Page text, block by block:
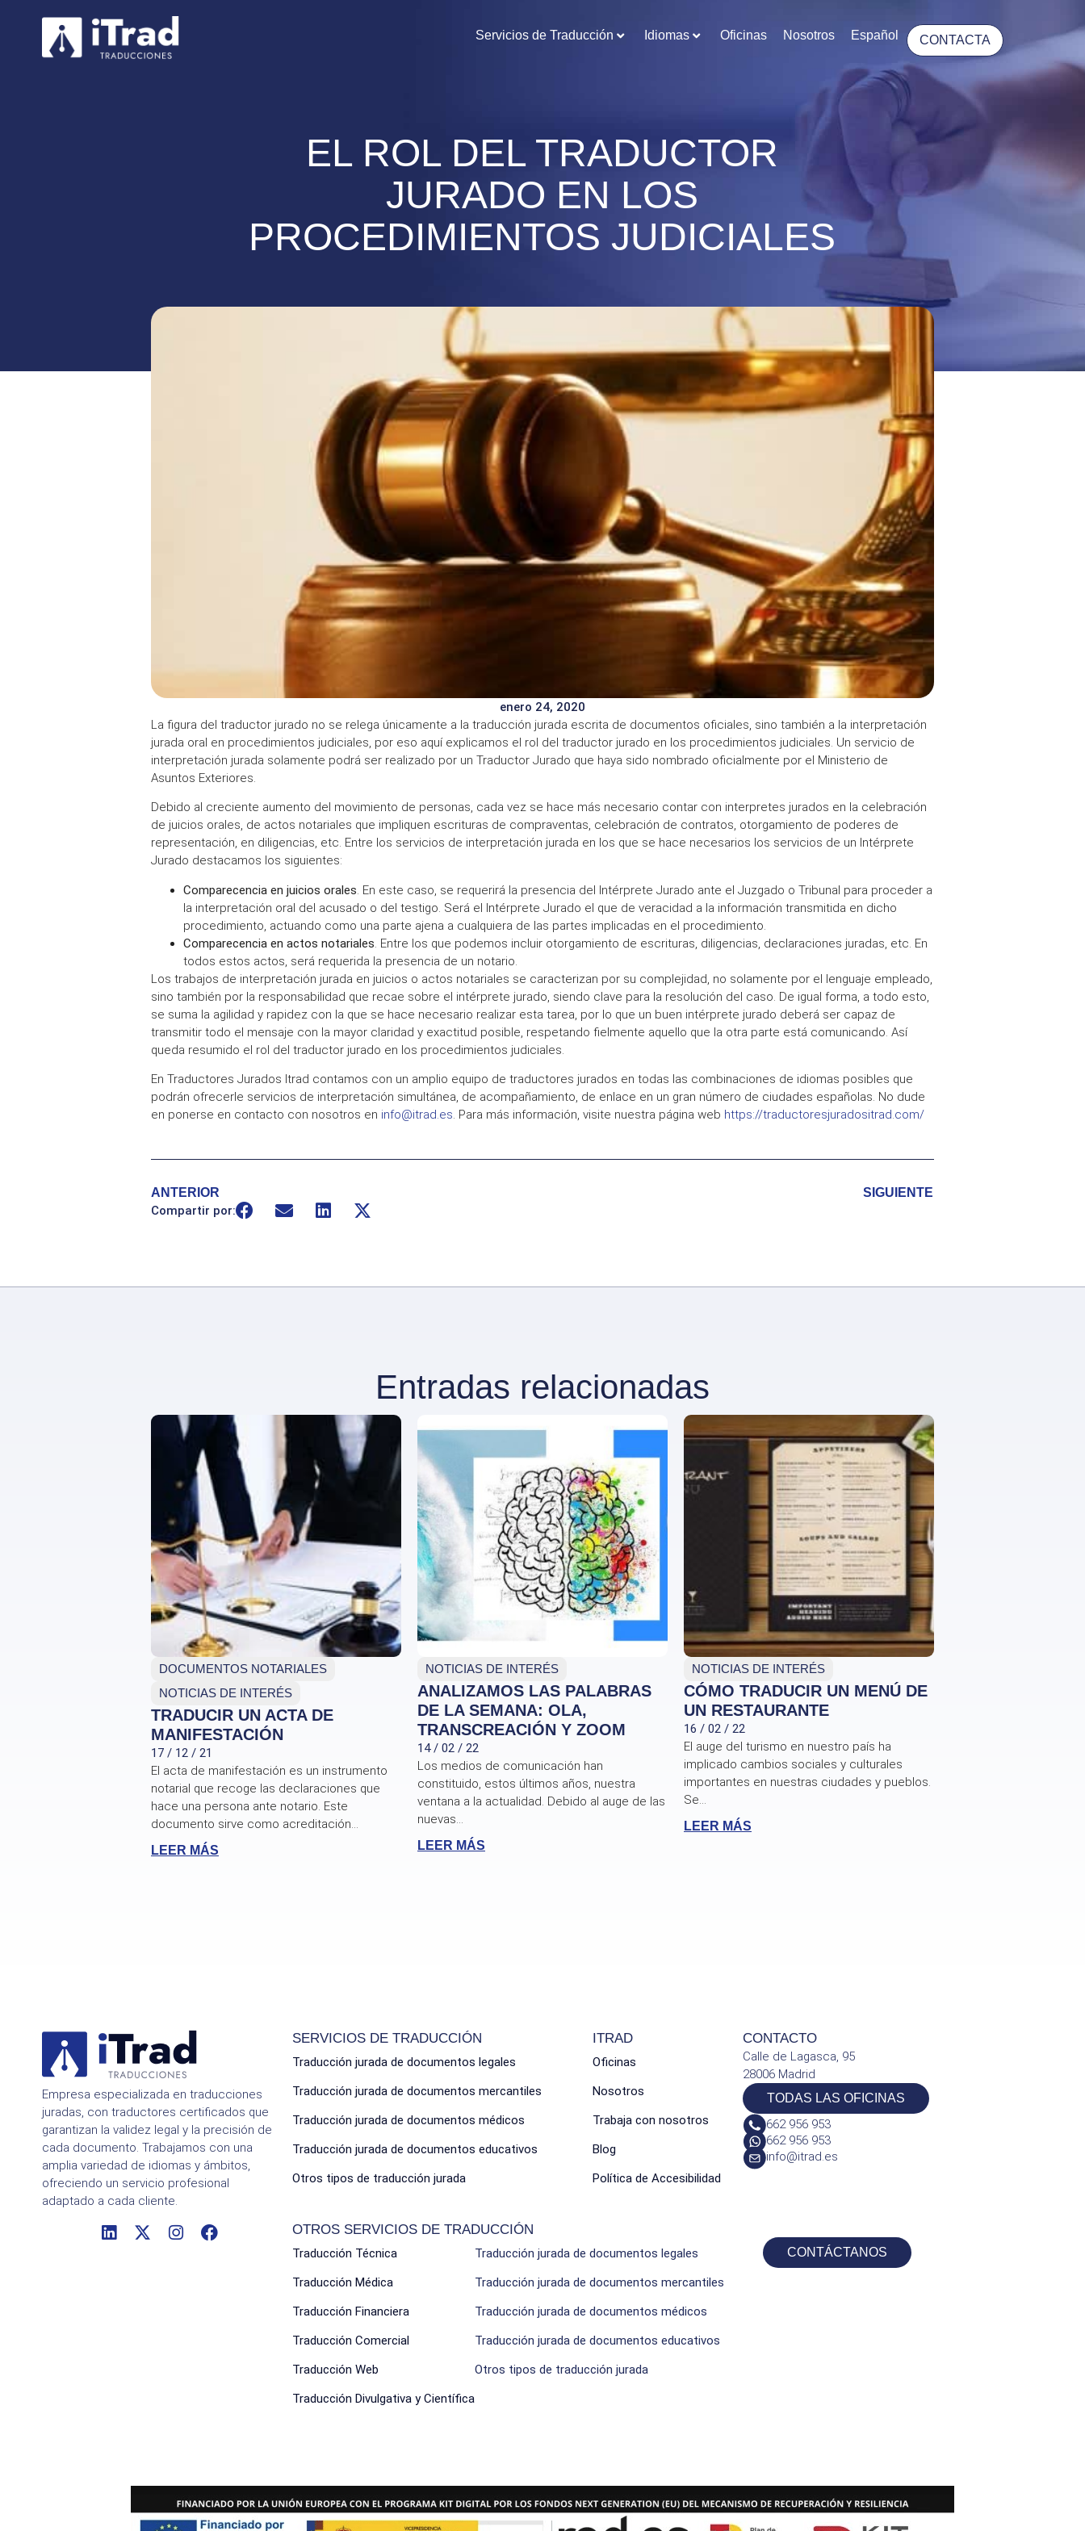
Servicios de Traducción Idiomas Oficinas Nosotros Español CONTACTA
EL ROL DEL TRADUCTOR
JURADO EN LOS
PROCEDIMIENTOS JUDICIALES
enero 24, 2020
La figura del traductor jurado no se relega únicamente a la traducción jurada escrita de documentos oficiales, sino también a la interpretación
jurada oral en procedimientos judiciales, por eso aquí explicamos el rol del traductor jurado en los procedimientos judiciales. Un servicio de
interpretación jurada solamente podrá ser realizado por un Traductor Jurado que haya sido nombrado oficialmente por el Ministerio de
Asuntos Exteriores.
Debido al creciente aumento del movimiento de personas, cada vez se hace más necesario contar con interpretes jurados en la celebración
de juicios orales, de actos notariales que impliquen escrituras de compraventas, celebración de contratos, otorgamiento de poderes de
representación, en diligencias, etc. Entre los servicios de interpretación jurada en los que se hace necesarios los servicios de un Intérprete
Jurado destacamos los siguientes:
Comparecencia en juicios orales. En este caso, se requerirá la presencia del Intérprete Jurado ante el Juzgado o Tribunal para proceder a
la interpretación oral del acusado o del testigo. Será el Intérprete Jurado el que de veracidad a la información transmitida en dicho
procedimiento, actuando como una parte ajena a cualquiera de las partes implicadas en el procedimiento.
Comparecencia en actos notariales. Entre los que podemos incluir otorgamiento de escrituras, diligencias, declaraciones juradas, etc. En
todos estos actos, será requerida la presencia de un notario.
Los trabajos de interpretación jurada en juicios o actos notariales se caracterizan por su complejidad, no solamente por el lenguaje empleado,
sino también por la responsabilidad que recae sobre el intérprete jurado, siendo clave para la resolución del caso. De igual forma, a todo esto,
se suma la agilidad y rapidez con la que se hace necesario realizar esta tarea, por lo que un buen intérprete jurado deberá ser capaz de
transmitir todo el mensaje con la mayor claridad y exactitud posible, respetando fielmente aquello que la otra parte está comunicando. Así
queda resumido el rol del traductor jurado en los procedimientos judiciales.
En Traductores Jurados Itrad contamos con un amplio equipo de traductores jurados en todas las combinaciones de idiomas posibles que
podrán ofrecerle servicios de interpretación simultánea, de acompañamiento, de enlace en un gran número de ciudades españolas. No dude
en ponerse en contacto con nosotros en info@itrad.es. Para más información, visite nuestra página web https://traductoresjuradositrad.com/
ANTERIOR SIGUIENTE
Compartir por:
Entradas relacionadas
DOCUMENTOS NOTARIALES
NOTICIAS DE INTERÉS
TRADUCIR UN ACTA DE
MANIFESTACIÓN
17 / 12 / 21
El acta de manifestación es un instrumento
notarial que recoge las declaraciones que
hace una persona ante notario. Este
documento sirve como acreditación...
LEER MÁS
NOTICIAS DE INTERÉS
ANALIZAMOS LAS PALABRAS
DE LA SEMANA: OLA,
TRANSCREACIÓN Y ZOOM
14 / 02 / 22
Los medios de comunicación han
constituido, estos últimos años, nuestra
ventana a la actualidad. Debido al auge de las
nuevas...
LEER MÁS
NOTICIAS DE INTERÉS
CÓMO TRADUCIR UN MENÚ DE
UN RESTAURANTE
16 / 02 / 22
El auge del turismo en nuestro país ha
implicado cambios sociales y culturales
importantes en nuestras ciudades y pueblos.
Se...
LEER MÁS
Empresa especializada en traducciones
juradas, con traductores certificados que
garantizan la validez legal y la precisión de
cada documento. Trabajamos con una
amplia variedad de idiomas y ámbitos,
ofreciendo un servicio profesional
adaptado a cada cliente.
SERVICIOS DE TRADUCCIÓN
Traducción jurada de documentos legales
Traducción jurada de documentos mercantiles
Traducción jurada de documentos médicos
Traducción jurada de documentos educativos
Otros tipos de traducción jurada
ITRAD
Oficinas
Nosotros
Trabaja con nosotros
Blog
Política de Accesibilidad
CONTACTO
Calle de Lagasca, 95
28006 Madrid
TODAS LAS OFICINAS
662 956 953
662 956 953
info@itrad.es
OTROS SERVICIOS DE TRADUCCIÓN
Traducción Técnica
Traducción Médica
Traducción Financiera
Traducción Comercial
Traducción Web
Traducción Divulgativa y Científica
Traducción jurada de documentos legales
Traducción jurada de documentos mercantiles
Traducción jurada de documentos médicos
Traducción jurada de documentos educativos
Otros tipos de traducción jurada
CONTÁCTANOS